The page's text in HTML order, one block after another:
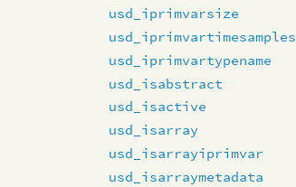
usd_iprimvarsize
usd_iprimvartimesamples
usd_iprimvartypename
usd_isabstract
usd_isactive
usd_isarray
usd_isarrayiprimvar
usd_isarraymetadata